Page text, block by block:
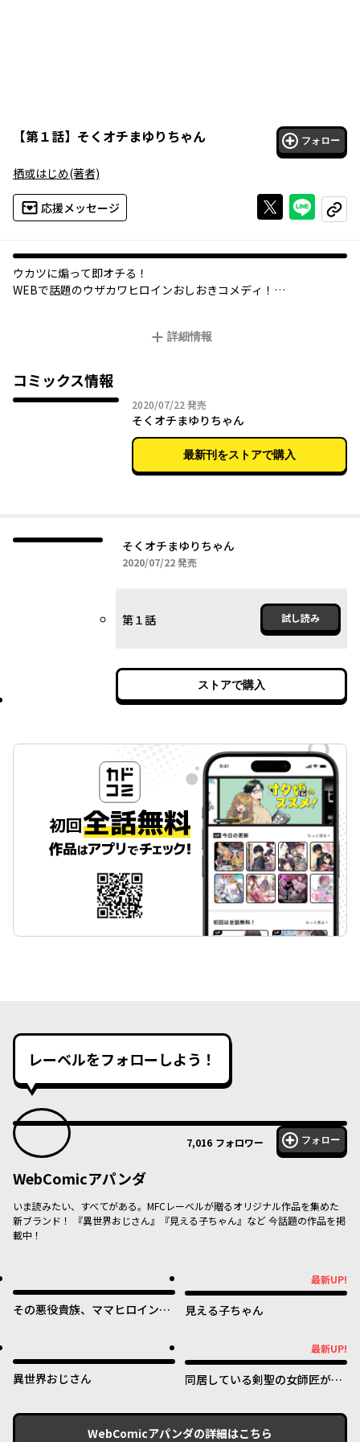
【第１話】 そくオチまゆりちゃん フォロー
栖或はじめ(著者)
応援メッセージ Xで投稿する
ライン
コピー
ウカツに煽って即オチる！
WEBで話題のウザカワヒロインおしおきコメディ！
す。決して真似しないでください。
詳細情報
コミックス情報
2020/07/22 2020年07月22日
発売
そくオチまゆりちゃん
最新刊をストアで購入
そくオチまゆりちゃん
2020/07/222020年07月22日
発売
第１話 試し読み
ストアで購入
レーベルをフォローしよう！
7,016 フォロワー フォロー
WebComicアパンダ
いま読みたい、すべてがある。MFCレーベルが贈るオリジナル作品を集めた
新ブランド！ 『異世界おじさん』『見える子ちゃん』など 今話題の作品を掲
載中！
その悪役貴族、ママヒロインが
くる～
最新UP!
見える子ちゃん
異世界おじさん
最新UP!
同居している剣聖の女師匠が可
WebComicアパンダの詳細はこちら